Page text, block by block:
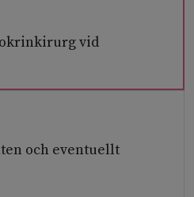
vid
och eventuellt